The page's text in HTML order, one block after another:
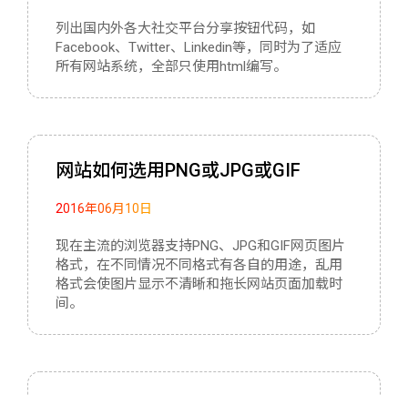
列出国内外各大社交平台分享按钮代码，如
Facebook、Twitter、Linkedin等，同时为了适应
所有网站系统，全部只使用html编写。
网站如何选用PNG或JPG或GIF
2016年06月10日
现在主流的浏览器支持PNG、JPG和GIF网页图片
格式，在不同情况不同格式有各自的用途，乱用
格式会使图片显示不清晰和拖长网站页面加载时
间。